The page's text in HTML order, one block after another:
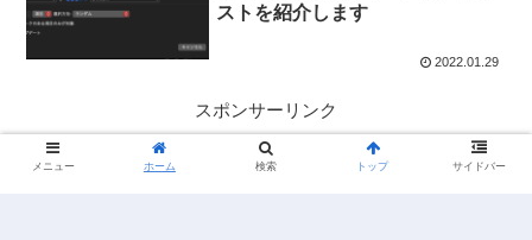
ストを紹介します
2022.01.29
スポンサーリンク
メニュー ホーム 検索 トップ サイドバー